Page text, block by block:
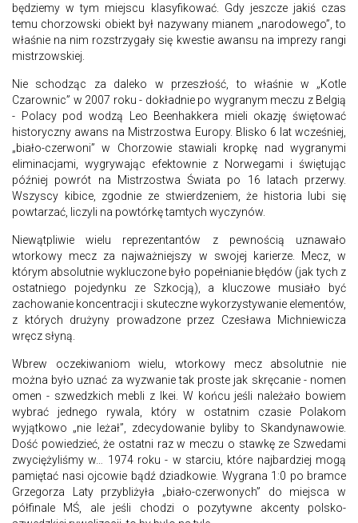
będziemy w tym miejscu klasyfikować. Gdy jeszcze jakiś czas
temu chorzowski obiekt był nazywany mianem „narodowego”, to
właśnie na nim rozstrzygały się kwestie awansu na imprezy rangi
mistrzowskiej.
Nie schodząc za daleko w przeszłość, to właśnie w „Kotle
Czarownic” w 2007 roku - dokładnie po wygranym meczu z Belgią
- Polacy pod wodzą Leo Beenhakkera mieli okazję świętować
historyczny awans na Mistrzostwa Europy. Blisko 6 lat wcześniej,
„biało-czerwoni” w Chorzowie stawiali kropkę nad wygranymi
eliminacjami, wygrywając efektownie z Norwegami i świętując
później powrót na Mistrzostwa Świata po 16 latach przerwy.
Wszyscy kibice, zgodnie ze stwierdzeniem, że historia lubi się
powtarzać, liczyli na powtórkę tamtych wyczynów.
Niewątpliwie wielu reprezentantów z pewnością uznawało
wtorkowy mecz za najważniejszy w swojej karierze. Mecz, w
którym absolutnie wykluczone było popełnianie błędów (jak tych z
ostatniego pojedynku ze Szkocją), a kluczowe musiało być
zachowanie koncentracji i skuteczne wykorzystywanie elementów,
z których drużyny prowadzone przez Czesława Michniewicza
wręcz słyną.
Wbrew oczekiwaniom wielu, wtorkowy mecz absolutnie nie
można było uznać za wyzwanie tak proste jak skręcanie - nomen
omen - szwedzkich mebli z Ikei. W końcu jeśli należało bowiem
wybrać jednego rywala, który w ostatnim czasie Polakom
wyjątkowo „nie leżał”, zdecydowanie byliby to Skandynawowie.
Dość powiedzieć, że ostatni raz w meczu o stawkę ze Szwedami
zwyciężyliśmy w… 1974 roku - w starciu, które najbardziej mogą
pamiętać nasi ojcowie bądź dziadkowie. Wygrana 1:0 po bramce
Grzegorza Laty przybliżyła „biało-czerwonych” do miejsca w
półfinale MŚ, ale jeśli chodzi o pozytywne akcenty polsko-